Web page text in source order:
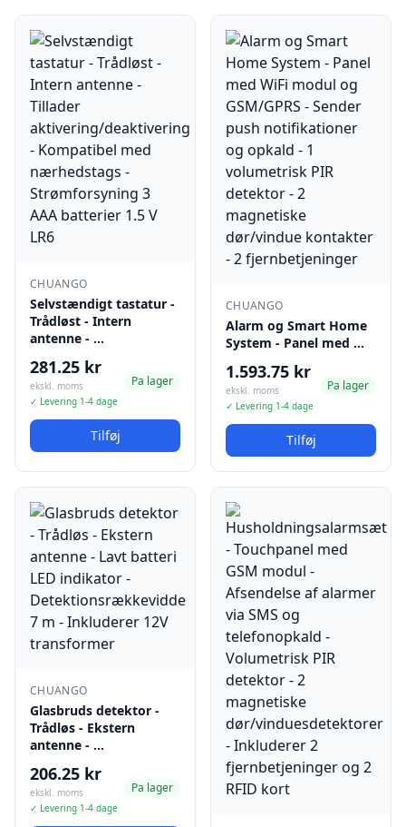
CHUANGO
Selvstændigt tastatur -
Trådløst - Intern
antenne - …
281.25 kr
ekskl. moms
✓ Levering 1-4 dage
Pa lager
Tilføj
CHUANGO
Alarm og Smart Home
System - Panel med …
1.593.75 kr
ekskl. moms
✓ Levering 1-4 dage
Pa lager
Tilføj
CHUANGO
Glasbruds detektor -
Trådløs - Ekstern
antenne - …
206.25 kr
ekskl. moms
✓ Levering 1-4 dage
Pa lager